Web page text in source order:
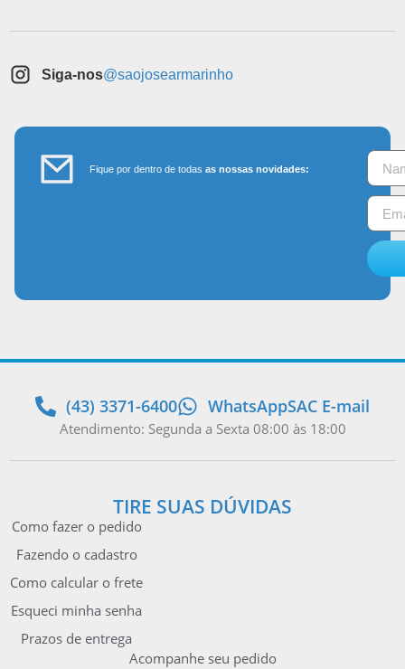
Siga-nos@saojosearmarinho
Fique por dentro de todasas nossas novidades:
(43) 3371-6400 WhatsAppSAC E-mail
Atendimento: Segunda a Sexta 08:00 às 18:00
TIRE SUAS DÚVIDAS
Como fazer o pedido
Fazendo o cadastro
Como calcular o frete
Esqueci minha senha
Prazos de entrega
Acompanhe seu pedido